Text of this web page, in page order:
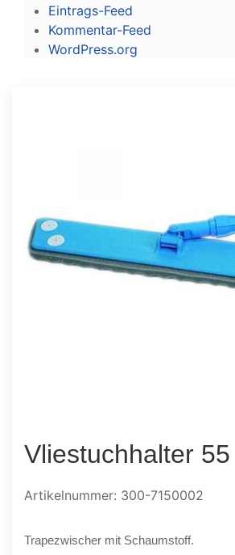
Eintrags-Feed
Kommentar-Feed
WordPress.org
Vliestuchhalter 55
Artikelnummer: 300-7150002
Trapezwischer mit Schaumstoff.